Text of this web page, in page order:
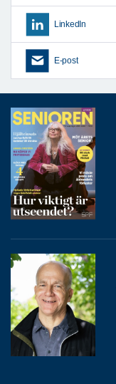
LinkedIn
E-post